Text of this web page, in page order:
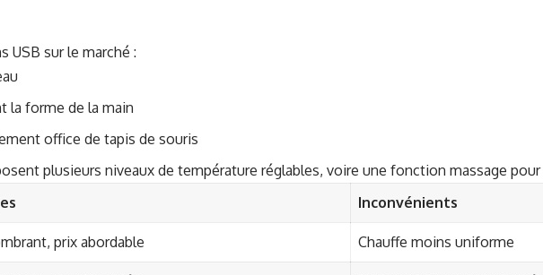
USB sur le marché :
la forme de la main
office de tapis de souris
plusieurs niveaux de température réglables, voire une fonction massage
Inconvénients
prix abordable Chauffe moins uniforme